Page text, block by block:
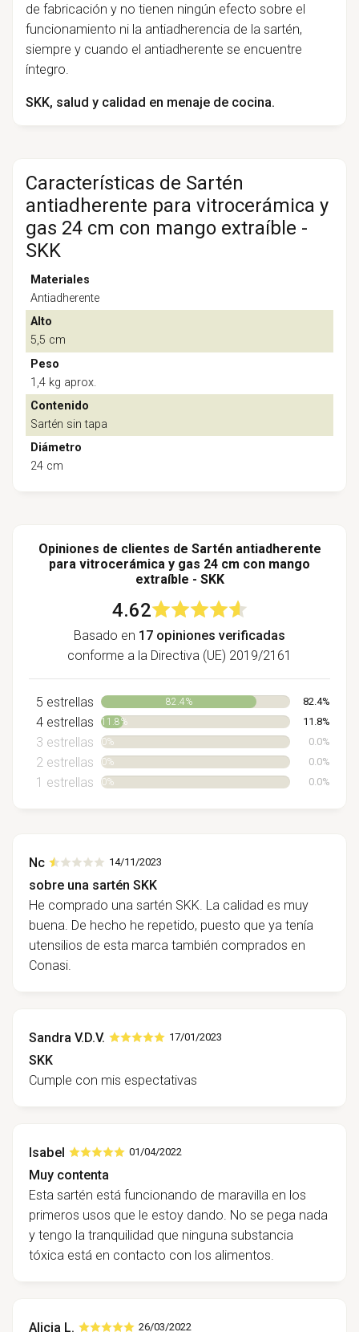
de fabricación y no tienen ningún efecto sobre el
funcionamiento ni la antiadherencia de la sartén,
siempre y cuando el antiadherente se encuentre
íntegro.
SKK, salud y calidad en menaje de cocina.
Características de Sartén
antiadherente para vitrocerámica y
gas 24 cm con mango extraíble -
SKK
Materiales
Antiadherente
Alto
5,5 cm
Peso
1,4 kg aprox.
Contenido
Sartén sin tapa
Diámetro
24 cm
Opiniones de clientes de Sartén antiadherente
para vitrocerámica y gas 24 cm con mango
extraíble - SKK
4.62
Basado en 17 opiniones verificadas
conforme a la Directiva (UE) 2019/2161
5 estrellas 82.4% 82.4%
4 estrellas 11.8% 11.8%
3 estrellas 0% 0.0%
2 estrellas 0% 0.0%
1 estrellas 0% 0.0%
Nc 14/11/2023
sobre una sartén SKK
He comprado una sartén SKK. La calidad es muy
buena. De hecho he repetido, puesto que ya tenía
utensilios de esta marca también comprados en
Conasi.
Sandra V.D.V. 17/01/2023
SKK
Cumple con mis espectativas
Isabel 01/04/2022
Muy contenta
Esta sartén está funcionando de maravilla en los
primeros usos que le estoy dando. No se pega nada
y tengo la tranquilidad que ninguna substancia
tóxica está en contacto con los alimentos.
Alicia L. 26/03/2022